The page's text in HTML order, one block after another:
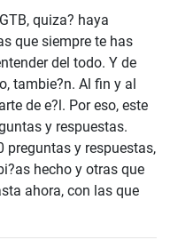
quiza? haya
que siempre te has
del todo. Y de
tambie?n. Al fin y al
de e?l. Por eso, este
y respuestas.
preguntas y respuestas,
hecho y otras que
ahora, con las que